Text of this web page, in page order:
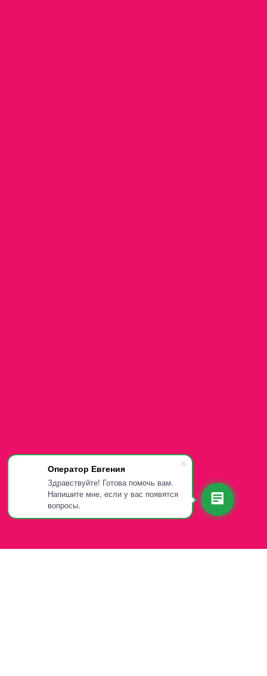
Оператор Евгения
Здравствуйте! Готова помочь вам.
Напишите мне, если у вас появятся
вопросы.